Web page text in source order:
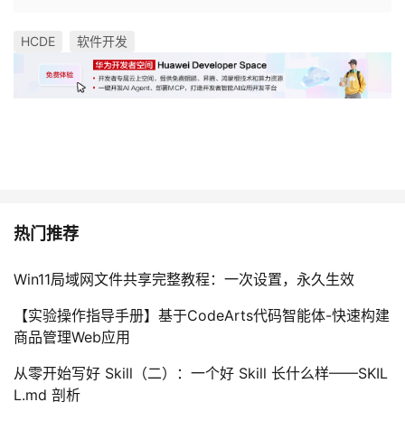
HCDE 软件开发
热门推荐
Win11局域网文件共享完整教程：一次设置，永久生效
【实验操作指导手册】基于CodeArts代码智能体-快速构建
商品管理Web应用
从零开始写好 Skill（二）：一个好 Skill 长什么样——SKIL
L.md 剖析